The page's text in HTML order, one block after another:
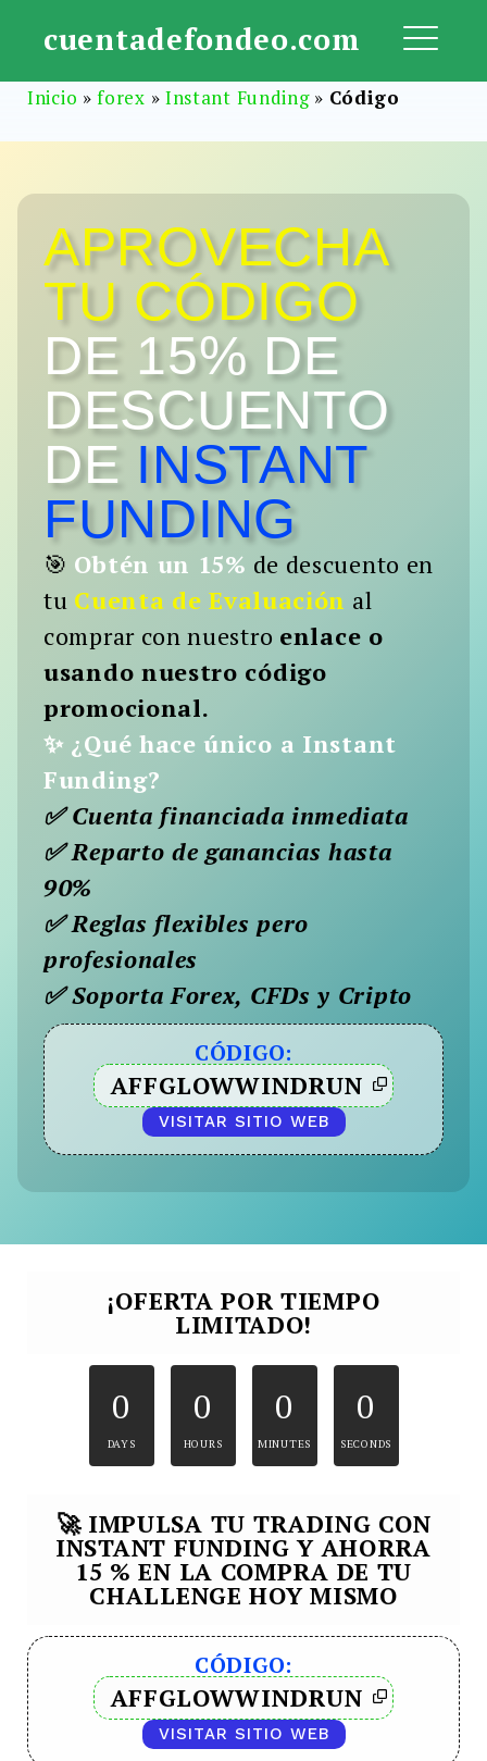
contenido
cuentadefondeo.com
Buscar:
BUSCAR
Inicio »forex » Instant Funding» Código
APROVECHA
TU CÓDIGO
DE 15% DE
DESCUENTO
DE INSTANT
FUNDING
🎯 Obtén un 15% de descuento en
tu Cuenta de Evaluación al
comprar con nuestro enlace o
usando nuestro código
promocional.
✨ ¿Qué hace único a Instant
Funding?
✅ Cuenta financiada inmediata
✅ Reparto de ganancias hasta
90%
✅ Reglas flexibles pero
profesionales
✅ Soporta Forex, CFDs y Cripto
CÓDIGO:
AFFGLOWWINDRUN
VISITAR SITIO WEB
¡OFERTA POR TIEMPO
LIMITADO!
0
DAYS
0
HOURS
0
MINUTES
0
SECONDS
🚀 IMPULSA TU TRADING CON
INSTANT FUNDING Y AHORRA
15 % EN LA COMPRA DE TU
CHALLENGE HOY MISMO
CÓDIGO:
AFFGLOWWINDRUN
VISITAR SITIO WEB